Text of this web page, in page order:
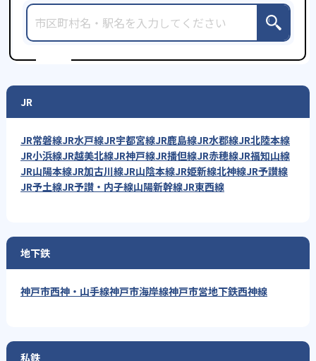
JR
JR常磐線JR水戸線JR宇都宮線JR鹿島線JR水郡線JR北陸本線
JR小浜線JR越美北線JR神戸線JR播但線JR赤穂線JR福知山線
JR山陽本線JR加古川線JR山陰本線JR姫新線北神線JR予讃線
JR予土線JR予讃・内子線山陽新幹線JR東西線
地下鉄
神戸市西神・山手線神戸市海岸線神戸市営地下鉄西神線
私鉄